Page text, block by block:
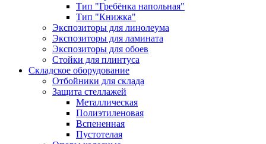
Тип "Гребёнка напольная"
Тип "Книжка"
Экспозиторы для линолеума
Экспозиторы для ламината
Экспозиторы для обоев
Стойки для плинтуса
Складское оборудование
Отбойники для склада
Защита стеллажей
Металлическая
Полиэтиленовая
Вспененная
Пустотелая